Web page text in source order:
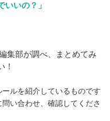
いいの？」
集部が調べ、まとめてみ
！
ルを紹介しているものです
い合わせ、確認してくださ